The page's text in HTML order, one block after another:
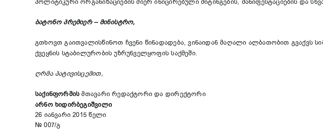
პოლიტიკური ორგანიზაციების მიერ ინიცირებული მიტინგების, მანიფესტაციების და
ბატონო პრემიერ – მინისტრო,
გთხოვთ გაითვალისწინოთ ჩვენი წინადადება, ვინაიდან მაღალი ალბათობით
ქვეყნის სტაბილურობის უზრუნველყოფის საქმეში.
ღრმა პატივისცემით,
საქინფორმისმთავარი რედაქტორი და დირექტორი
არნო ხიდირბეგიშვილი
26 იანვარი 2015 წელი
№ 007/გ